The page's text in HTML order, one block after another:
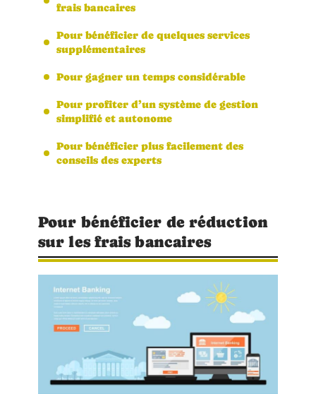
frais bancaires
Pour bénéficier de quelques services
supplémentaires
Pour gagner un temps considérable
Pour profiter d’un système de gestion
simplifié et autonome
Pour bénéficier plus facilement des
conseils des experts
Pour bénéficier de réduction
sur les frais bancaires